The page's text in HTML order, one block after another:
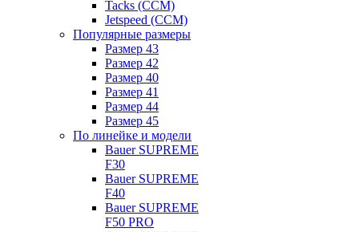
Tacks (CCM)
Jetspeed (CCM)
Популярные размеры
Размер 43
Размер 42
Размер 40
Размер 41
Размер 44
Размер 45
По линейке и модели
Bauer SUPREME
F30
Bauer SUPREME
F40
Bauer SUPREME
F50 PRO